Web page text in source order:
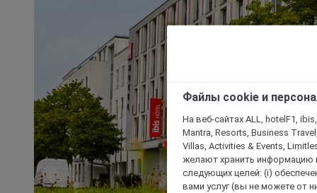
Файлы cookie и
На веб-сайтах ALL, hotelF1,
Mantra, Resorts, Business
Villas, Activities & Events,
желают хранить информацию
следующих целей: (i)
вами услуг (вы не можете от